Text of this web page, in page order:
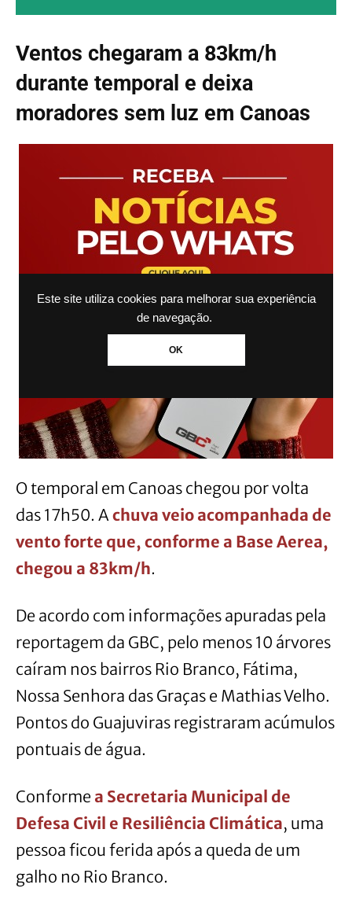
Este site utiliza cookies para melhorar sua experiência
de navegação.
OK
Ventos chegaram a 83km/h
durante temporal e deixa
moradores sem luz em Canoas
O temporal em Canoas chegou por volta
das 17h50. A chuva veio acompanhada de
vento forte que, conforme a Base Aerea,
chegou a 83km/h.
De acordo com informações apuradas pela
reportagem da GBC, pelo menos 10 árvores
caíram nos bairros Rio Branco, Fátima,
Nossa Senhora das Graças e Mathias Velho.
Pontos do Guajuviras registraram acúmulos
pontuais de água.
Conforme a Secretaria Municipal de
Defesa Civil e Resiliência Climática, uma
pessoa ficou ferida após a queda de um
galho no Rio Branco.